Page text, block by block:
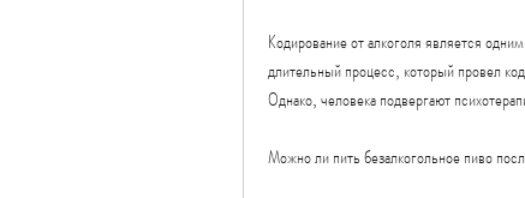
Кодирование от алкоголя является
длительный процесс, который провел
Однако, человека подвергают
Можно ли пить безалкогольное пиво